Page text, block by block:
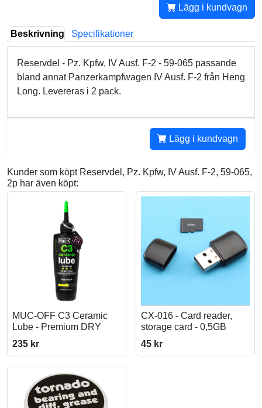
Lägg i kundvagn
Beskrivning Specifikationer
Reservdel - Pz. Kpfw, IV Ausf. F-2 - 59-065 passande
bland annat Panzerkampfwagen IV Ausf. F-2 från Heng
Long. Levereras i 2 pack.
Lägg i kundvagn
Kunder som köpt Reservdel, Pz. Kpfw, IV Ausf. F-2, 59-065,
2p har även köpt:
MUC-OFF C3 Ceramic
Lube - Premium DRY
235 kr
CX-016 - Card reader,
storage card - 0,5GB
45 kr